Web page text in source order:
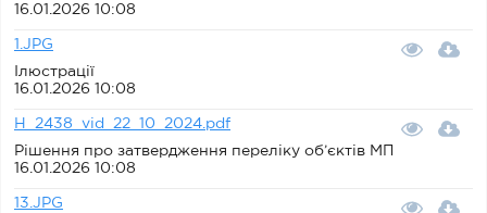
16.01.2026 10:08
1.JPG
Ілюстрації
16.01.2026 10:08
Н_2438_vid_22_10_2024.pdf
Рішення про затвердження переліку об’єктів МП
16.01.2026 10:08
13.JPG